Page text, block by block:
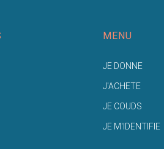
MENU
JE DONNE
J'ACHETE
JE COUDS
JE M'IDENTIFIE